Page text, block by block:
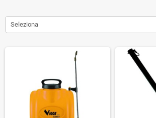
Seleziona